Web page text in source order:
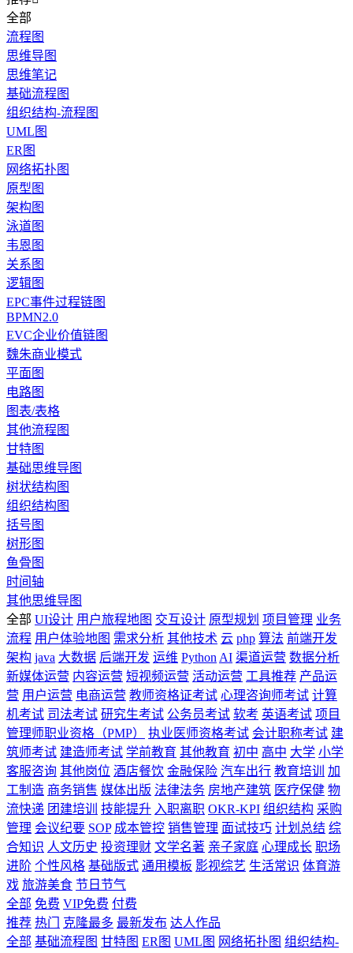
全部
流程图
思维导图
思维笔记
基础流程图
组织结构-流程图
UML图
ER图
网络拓扑图
原型图
架构图
泳道图
韦恩图
关系图
逻辑图
EPC事件过程链图
BPMN2.0
EVC企业价值链图
魏朱商业模式
平面图
电路图
图表/表格
其他流程图
甘特图
基础思维导图
树状结构图
组织结构图
括号图
树形图
鱼骨图
时间轴
其他思维导图
全部 UI设计 用户旅程地图 交互设计 原型规划 项目管理 业务
流程 用户体验地图 需求分析 其他技术 云 php 算法 前端开发
架构 java 大数据 后端开发 运维 Python AI 渠道运营 数据分析
新媒体运营 内容运营 短视频运营 活动运营 工具推荐 产品运
营 用户运营 电商运营 教师资格证考试 心理咨询师考试 计算
机考试 司法考试 研究生考试 公务员考试 软考 英语考试 项目
管理师职业资格（PMP）
执业医师资格考试 会计职称考试 建
筑师考试 建造师考试 学前教育 其他教育 初中 高中 大学 小学
客服咨询 其他岗位 酒店餐饮 金融保险 汽车出行 教育培训
加
工制造 商务销售 媒体出版 法律法务 房地产建筑 医疗保健 物
流快递 团建培训 技能提升 入职离职 OKR-KPI 组织结构 采购
管理 会议纪要 SOP 成本管控 销售管理 面试技巧 计划总结 综
合知识 人文历史 投资理财 文学名著 亲子家庭 心理成长 职场
进阶 个性风格 基础版式 通用模板 影视综艺 生活常识 体育游
戏 旅游美食 节日节气
全部 免费 VIP免费 付费
推荐 热门 克隆最多 最新发布 达人作品
全部 基础流程图 甘特图 ER图 UML图 网络拓扑图 组织结构-